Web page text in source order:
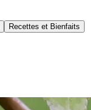
Recettes et Bienfaits